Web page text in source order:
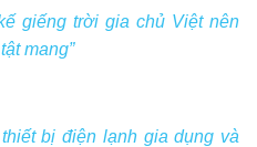
giếng trời gia chủ Việt nên
mang”
bị điện lạnh gia dụng và